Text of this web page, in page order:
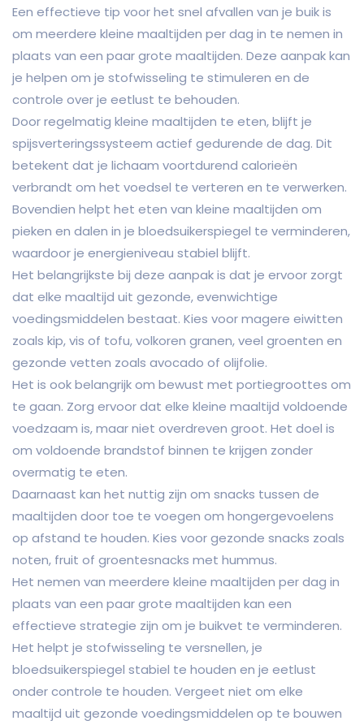
Een effectieve tip voor het snel afvallen van je buik is
om meerdere kleine maaltijden per dag in te nemen in
plaats van een paar grote maaltijden. Deze aanpak kan
je helpen om je stofwisseling te stimuleren en de
controle over je eetlust te behouden.
Door regelmatig kleine maaltijden te eten, blijft je
spijsverteringssysteem actief gedurende de dag. Dit
betekent dat je lichaam voortdurend calorieën
verbrandt om het voedsel te verteren en te verwerken.
Bovendien helpt het eten van kleine maaltijden om
pieken en dalen in je bloedsuikerspiegel te verminderen,
waardoor je energieniveau stabiel blijft.
Het belangrijkste bij deze aanpak is dat je ervoor zorgt
dat elke maaltijd uit gezonde, evenwichtige
voedingsmiddelen bestaat. Kies voor magere eiwitten
zoals kip, vis of tofu, volkoren granen, veel groenten en
gezonde vetten zoals avocado of olijfolie.
Het is ook belangrijk om bewust met portiegroottes om
te gaan. Zorg ervoor dat elke kleine maaltijd voldoende
voedzaam is, maar niet overdreven groot. Het doel is
om voldoende brandstof binnen te krijgen zonder
overmatig te eten.
Daarnaast kan het nuttig zijn om snacks tussen de
maaltijden door toe te voegen om hongergevoelens
op afstand te houden. Kies voor gezonde snacks zoals
noten, fruit of groentesnacks met hummus.
Het nemen van meerdere kleine maaltijden per dag in
plaats van een paar grote maaltijden kan een
effectieve strategie zijn om je buikvet te verminderen.
Het helpt je stofwisseling te versnellen, je
bloedsuikerspiegel stabiel te houden en je eetlust
onder controle te houden. Vergeet niet om elke
maaltijd uit gezonde voedingsmiddelen op te bouwen